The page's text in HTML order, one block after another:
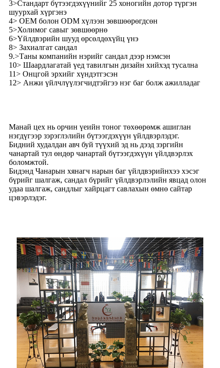
3>Стандарт бүтээгдэхүүнийг 25 хоногийн дотор түргэн
шуурхай хүргэнэ
4> OEM болон ODM хүлээн зөвшөөрөгдсөн
5>Холимог савыг зөвшөөрнө
6>Үйлдвэрийн шууд өрсөлдөхүйц үнэ
8> Захиалгат сандал
9.>Таны компанийн нэрийг сандал дээр нэмсэн
10> Шаардлагатай үед тавилгын дизайн хийхэд тусална
11> Онцгой эрхийг хүндэтгэсэн
12> Анжи үйлчлүүлэгчидтэйгээ нэг баг болж ажилладаг
Манай цех нь орчин үеийн тоног төхөөрөмж ашиглан
нэгдүгээр зэрэглэлийн бүтээгдэхүүн үйлдвэрлэдэг.
Бидний худалдан авч буй түүхий эд нь дээд зэргийн
чанартай тул өндөр чанартай бүтээгдэхүүн үйлдвэрлэх
боломжтой.
Бидэнд Чанарын хянагч нарын баг үйлдвэрийнхээ хэсэг
бүрийг шалгаж, сандал бүрийг үйлдвэрлэлийн явцад олон
удаа шалгаж, сандлыг хайрцагт савлахын өмнө сайтар
цэвэрлэдэг.